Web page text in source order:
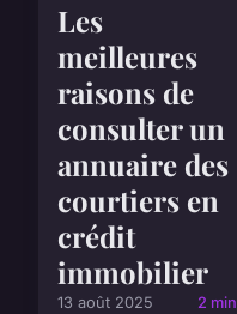
Les
meilleures
raisons de
consulter un
annuaire des
courtiers en
crédit
immobilier
13 août 2025 2 min